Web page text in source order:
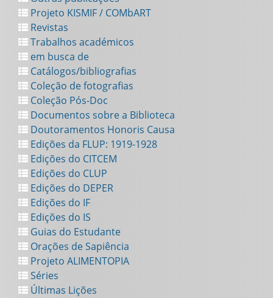
Projeto KISMIF / COMbART
Revistas
Trabalhos académicos
em busca de
Catálogos/bibliografias
Coleção de fotografias
Coleção Pós-Doc
Documentos sobre a Biblioteca
Doutoramentos Honoris Causa
Edições da FLUP: 1919-1928
Edições do CITCEM
Edições do CLUP
Edições do DEPER
Edições do IF
Edições do IS
Guias do Estudante
Orações de Sapiência
Projeto ALIMENTOPIA
Séries
Últimas Lições